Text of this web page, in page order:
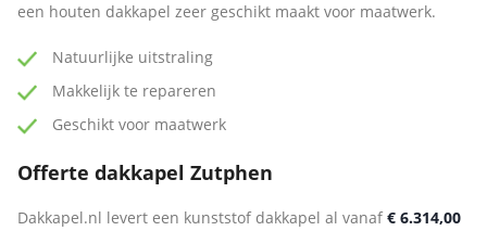
een houten dakkapel zeer geschikt maakt voor maatwerk.
Natuurlijke uitstraling
Makkelijk te repareren
Geschikt voor maatwerk
Offerte dakkapel Zutphen
Dakkapel.nl levert een kunststof dakkapel al vanaf€ 6.314,00